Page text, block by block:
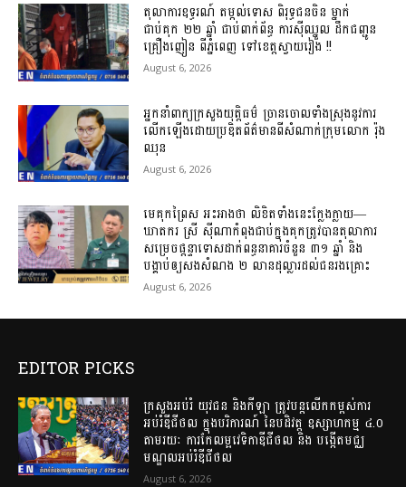
តុលាការឧទ្ធរណ៍ តម្កល់ទោស ពិរុទ្ធជនចិន ម្នាក់
ជាប់គុក ២២ ឆ្នាំ ជាប់ពាក់ព័ន្ធ ការស៊ីឈ្នួល ដឹកជញ្ជូន
គ្រឿងញៀន ពីភ្នំពេញ ទៅខេត្តស្វាយរៀង !!
August 6, 2026
អ្នកនាំពាក្យក្រសួងយុត្តិធម៌ ច្រានចោលទាំងស្រុងនូវការ
លើកឡើងដោយប្រឌិតព័ត៌មានពីសំណាក់ក្រុមលោក រ៉ុង
ឈុន
August 6, 2026
មេគុកព្រៃស អះអាងថា លិខិតទាំងនេះក្លែងក្លាយ—
ឃាតករ ស្រី ស៊ីណាកំពុងជាប់ក្នុងគុកត្រូវបានតុលាការ
សម្រេចផ្តន្ទាទោសដាក់ពន្ធនាគារចំនួន ៣១ ឆ្នាំ និង
បង្គាប់ឲ្យសងសំណង ២ លានដុល្លារដល់ជនរងគ្រោះ
August 6, 2026
EDITOR PICKS
ក្រសួងអប់រំ យុវជន និងកីឡា ត្រូវបន្តលើកកម្ពស់ការ
អប់រំឌីជីថល ក្នុងបរិការណ៍ នៃបដិវត្ត ឧស្សាហកម្ម ៤.០
តាមរយៈ ការកែលម្អវេទិកាឌីជីថល និង បង្កើតមជ្ឈ
មណ្ឌលអប់រំឌីជីថល
August 6, 2026